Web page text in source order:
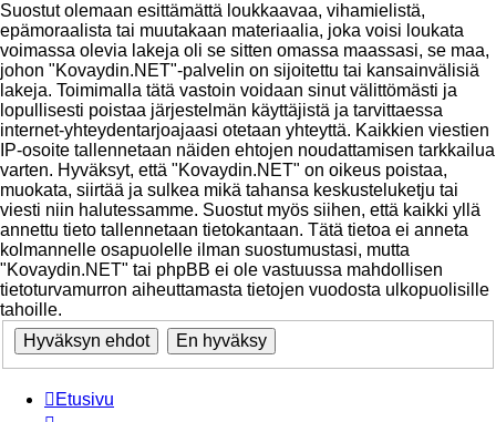
Suostut olemaan esittämättä loukkaavaa, vihamielistä,
epämoraalista tai muutakaan materiaalia, joka voisi loukata
voimassa olevia lakeja oli se sitten omassa maassasi, se maa,
johon "Kovaydin.NET"-palvelin on sijoitettu tai kansainvälisiä
lakeja. Toimimalla tätä vastoin voidaan sinut välittömästi ja
lopullisesti poistaa järjestelmän käyttäjistä ja tarvittaessa
internet-yhteydentarjoajaasi otetaan yhteyttä. Kaikkien viestien
IP-osoite tallennetaan näiden ehtojen noudattamisen tarkkailua
varten. Hyväksyt, että "Kovaydin.NET" on oikeus poistaa,
muokata, siirtää ja sulkea mikä tahansa keskusteluketju tai
viesti niin halutessamme. Suostut myös siihen, että kaikki yllä
annettu tieto tallennetaan tietokantaan. Tätä tietoa ei anneta
kolmannelle osapuolelle ilman suostumustasi, mutta
"Kovaydin.NET" tai phpBB ei ole vastuussa mahdollisen
tietoturvamurron aiheuttamasta tietojen vuodosta ulkopuolisille
tahoille.
Etusivu